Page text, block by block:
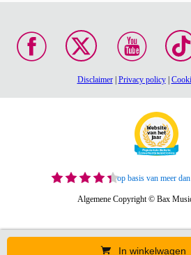
In winkelwagen
Disclaimer| Privacy policy|
op basis van meer
Algemene Copyright © Bax